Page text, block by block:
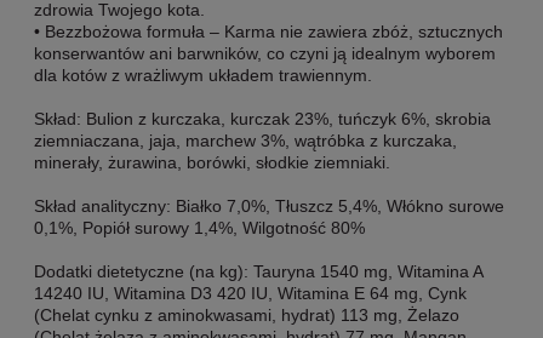
zdrowia Twojego kota.
• Bezzbożowa formuła – Karma nie zawiera zbóż, sztucznych
konserwantów ani barwników, co czyni ją idealnym wyborem
dla kotów z wrażliwym układem trawiennym.
Skład: Bulion z kurczaka, kurczak 23%, tuńczyk 6%, skrobia
ziemniaczana, jaja, marchew 3%, wątróbka z kurczaka,
minerały, żurawina, borówki, słodkie ziemniaki.
Skład analityczny: Białko 7,0%, Tłuszcz 5,4%, Włókno surowe
0,1%, Popiół surowy 1,4%, Wilgotność 80%
Dodatki dietetyczne (na kg): Tauryna 1540 mg, Witamina A
14240 IU, Witamina D3 420 IU, Witamina E 64 mg, Cynk
(Chelat cynku z aminokwasami, hydrat) 113 mg, Żelazo